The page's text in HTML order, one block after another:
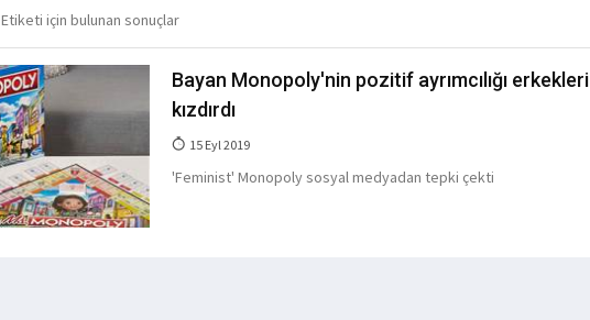
Etiketi için bulunan sonuçlar
Bayan Monopoly'nin pozitif ayrımcılığı erkekleri
kızdırdı
15 Eyl 2019
'Feminist' Monopoly sosyal medyadan tepki çekti